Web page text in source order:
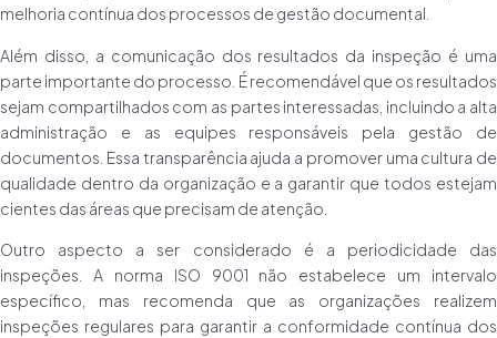
melhoria contínua dos processos de gestão documental.
Além disso, a comunicação dos resultados da inspeção é uma
parte importante do processo. É recomendável que os resultados
sejam compartilhados com as partes interessadas, incluindo a alta
administração e as equipes responsáveis pela gestão de
documentos. Essa transparência ajuda a promover uma cultura de
qualidade dentro da organização e a garantir que todos estejam
cientes das áreas que precisam de atenção.
Outro aspecto a ser considerado é a periodicidade das
inspeções. A norma ISO 9001 não estabelece um intervalo
específico, mas recomenda que as organizações realizem
inspeções regulares para garantir a conformidade contínua dos